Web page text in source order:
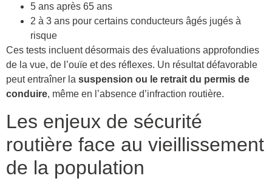
5 ans après 65 ans
2 à 3 ans pour certains conducteurs âgés jugés à
risque
Ces tests incluent désormais des évaluations approfondies
de la vue, de l’ouïe et des réflexes. Un résultat défavorable
peut entraîner la suspension ou le retrait du permis de
conduire, même en l’absence d’infraction routière.
Les enjeux de sécurité
routière face au vieillissement
de la population